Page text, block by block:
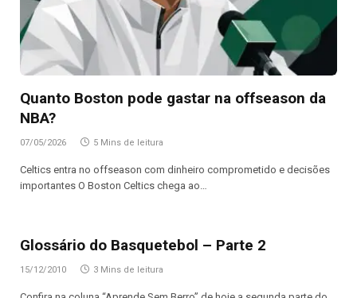
Quanto Boston pode gastar na offseason da
NBA?
07/05/2026 5 Mins de leitura
Celtics entra no offseason com dinheiro comprometido e decisões
importantes O Boston Celtics chega ao…
Glossário do Basquetebol – Parte 2
15/12/2010 3 Mins de leitura